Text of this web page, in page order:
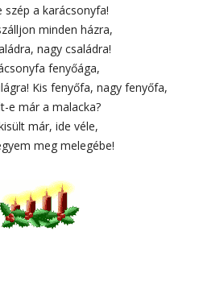
szép a karácsonyfa!
minden házra,
nagy családra!
fenyőága,
Kis fenyőfa, nagy fenyőfa,
e már a malacka?
már, ide véle,
meg melegébe!